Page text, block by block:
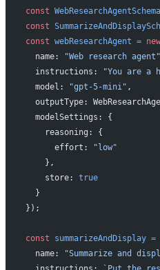
const WebResearchAgentSchema
const
const webResearchAgent = new
  name:
"Web research agent"
  instructions:
"You are a
  model:
"gpt-5-mini" ,
outputType:
  modelSettings: {
    reasoning: {
      effort:
"low"
    },
    store:
true
  }
});
const summarizeAndDisplay =
  name:
"Summarize and